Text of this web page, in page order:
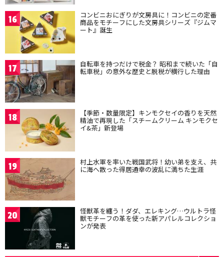
16 コンビニおにぎりが文房具に！コンビニの定番
商品をモチーフにした文房具シリーズ『ジムマ
ート』誕生
17 自転車を持つだけで税金？ 昭和まで続いた「自
転車税」の意外な歴史と脱税が横行した理由
18 【季節・数量限定】キンモクセイの香りを天然
精油で再現した「スチームクリーム キンモクセ
イ&茶」新登場
19 村上水軍を率いた戦国武将！幼い弟を支え、共
に海へ散った得居通幸の波乱に満ちた生涯
20 怪獣革を纏う！ダダ、エレキング…ウルトラ怪
獣モチーフの革を使った新アパレルコレクショ
ンが発表